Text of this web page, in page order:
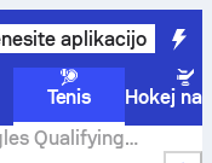
aplikacijo
Tenis
Hokej na
Qualifying